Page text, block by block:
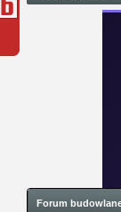
Forum